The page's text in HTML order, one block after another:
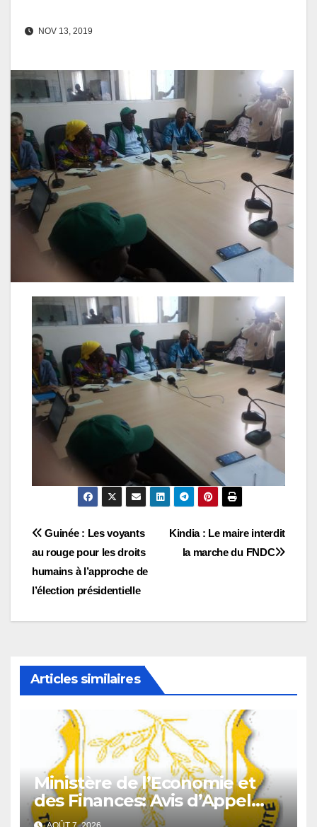
NOV 13, 2019
Navigation
de
l’article
Kindia : Le maire interdit
la marche du FNDC
Guinée : Les voyants
au rouge pour les droits
humains à l’approche de
l’élection présidentielle
Articles similaires
Ministère de l’Economie et
des Finances: Avis d’Appel
d’Offres pour l’Achat de